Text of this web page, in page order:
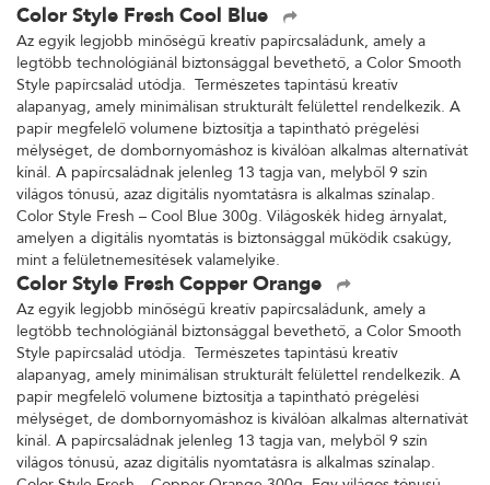
Color Style Fresh Cool Blue
Az egyik legjobb minőségű kreatív papírcsaládunk, amely a
legtöbb technológiánál biztonsággal bevethető, a Color Smooth
Style papírcsalád utódja. Természetes tapintású kreatív
alapanyag, amely minimálisan strukturált felülettel rendelkezik. A
papír megfelelő volumene biztosítja a tapintható prégelési
mélységet, de dombornyomáshoz is kiválóan alkalmas alternatívát
kínál. A papírcsaládnak jelenleg 13 tagja van, melyből 9 szín
világos tónusú, azaz digitális nyomtatásra is alkalmas színalap.
Color Style Fresh – Cool Blue 300g. Világoskék hideg árnyalat,
amelyen a digitális nyomtatás is biztonsággal működik csakúgy,
mint a felületnemesítések valamelyike.
Color Style Fresh Copper Orange
Az egyik legjobb minőségű kreatív papírcsaládunk, amely a
legtöbb technológiánál biztonsággal bevethető, a Color Smooth
Style papírcsalád utódja. Természetes tapintású kreatív
alapanyag, amely minimálisan strukturált felülettel rendelkezik. A
papír megfelelő volumene biztosítja a tapintható prégelési
mélységet, de dombornyomáshoz is kiválóan alkalmas alternatívát
kínál. A papírcsaládnak jelenleg 13 tagja van, melyből 9 szín
világos tónusú, azaz digitális nyomtatásra is alkalmas színalap.